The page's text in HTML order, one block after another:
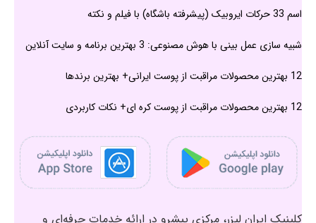
اسم 33 حرکات ایروبیک (پیشرفته باشگاه) با فیلم و نکته
شبیه سازی عمل بینی با هوش مصنوعی: 3 بهترین برنامه و سایت آنلاین
12 بهترین محصولات مراقبت از پوست ایرانی+ بهترین برندها
12 بهترین محصولات مراقبت از پوست کره ای+ نکات کاربردی
کلینیک ایران لیزر، مرکزی پیشرو در ارائه خدمات حرفه‌ای و